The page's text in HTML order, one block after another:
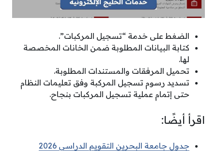
الضغط على خدمة “تسجيل المركبات”.
كتابة البيانات المطلوبة ضمن الخانات المخصصة
لها.
تحميل المرفقات والمستندات المطلوبة.
تسديد رسوم تسجيل المركبة وفق تعليمات النظام
حتى إتمام عملية تسجيل المركبات بنجاح.
اقرأ أيضًا:
جدول جامعة البحرين التقويم الدراسي 2026